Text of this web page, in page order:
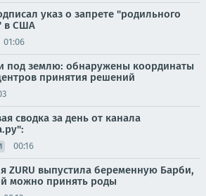
указ о запрете "родильного
в США
01:06
под землю: обнаружены координаты
принятия решений
сводка за день от канала
00:16
ZURU выпустила беременную Барби,
можно принять роды